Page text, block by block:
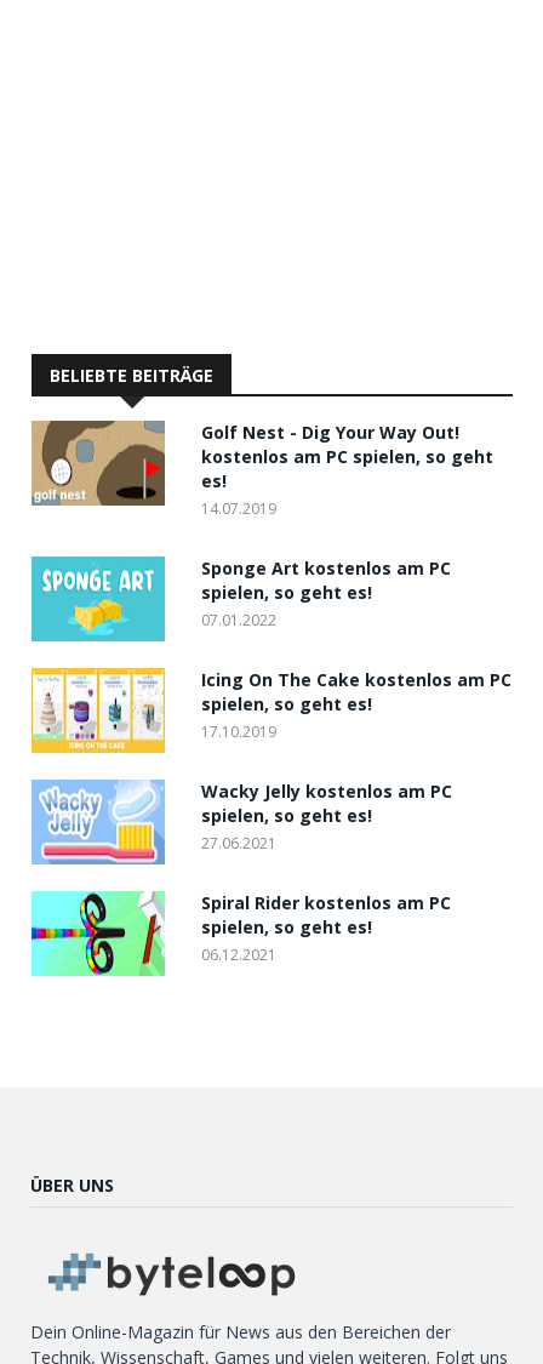
BELIEBTE BEITRÄGE
Golf Nest - Dig Your Way Out!
kostenlos am PC spielen, so geht
es!
14.07.2019
Sponge Art kostenlos am PC
spielen, so geht es!
07.01.2022
Icing On The Cake kostenlos am PC
spielen, so geht es!
17.10.2019
Wacky Jelly kostenlos am PC
spielen, so geht es!
27.06.2021
Spiral Rider kostenlos am PC
spielen, so geht es!
06.12.2021
ÜBER UNS
Dein Online-Magazin für News aus den Bereichen der
Technik, Wissenschaft, Games und vielen weiteren. Folgt uns